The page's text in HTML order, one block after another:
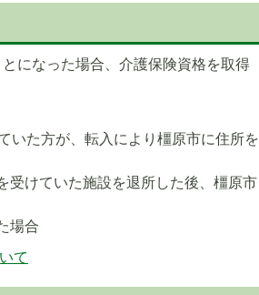
になった場合、介護保険資格を取得
いた方が、転入により橿原市に住所を
受けていた施設を退所した後、橿原市
場合
て
目